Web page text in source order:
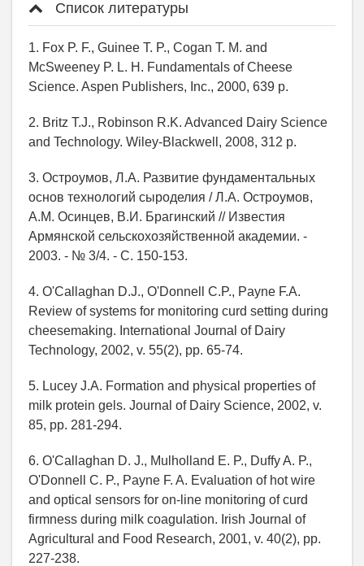
Список литературы
1. Fox P. F., Guinee T. P., Cogan T. M. and
McSweeney P. L. H. Fundamentals of Cheese
Science. Aspen Publishers, Inc., 2000, 639 p.
2. Britz T.J., Robinson R.K. Advanced Dairy Science
and Technology. Wiley-Blackwell, 2008, 312 p.
3. Остроумов, Л.А. Развитие фундаментальных
основ технологий сыроделия / Л.А. Остроумов,
А.М. Осинцев, В.И. Брагинский // Известия
Армянской сельскохозяйственной академии. -
2003. - № 3/4. - С. 150-153.
4. O'Callaghan D.J., O'Donnell C.P., Payne F.A.
Review of systems for monitoring curd setting during
cheesemaking. International Journal of Dairy
Technology, 2002, v. 55(2), pp. 65-74.
5. Lucey J.A. Formation and physical properties of
milk protein gels. Journal of Dairy Science, 2002, v.
85, pp. 281-294.
6. O'Callaghan D. J., Mulholland E. P., Duffy A. P.,
O'Donnell C. P., Payne F. A. Evaluation of hot wire
and optical sensors for on-line monitoring of curd
firmness during milk coagulation. Irish Journal of
Agricultural and Food Research, 2001, v. 40(2), pp.
227-238.